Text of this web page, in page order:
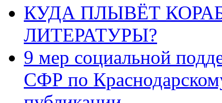
КУДА ПЛЫВЁТ
ЛИТЕРАТУРЫ?
9 мер социальной
СФР по